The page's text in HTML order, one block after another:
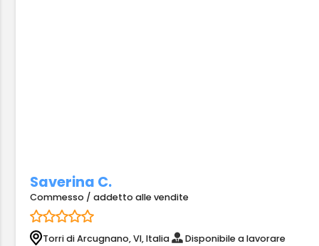
Saverina C.
Commesso / addetto alle vendite
Torri di Arcugnano, VI, Italia Disponibile a lavorare